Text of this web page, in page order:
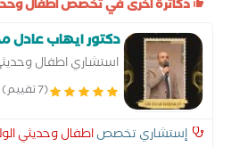
دكاترة أخرى في تخصص اطفال
دكتور ايهاب عادل
استشاري اطفال
(7 تقييم)
إستشاري تخصصاطفال وحديثي